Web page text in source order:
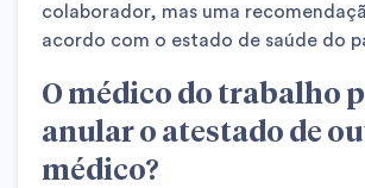
colaborador, mas uma
acordo com o estado de saúde do
O médico do trabalho
anular o atestado de
médico?